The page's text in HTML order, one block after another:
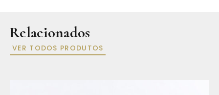
Relacionados
VER TODOS PRODUTOS